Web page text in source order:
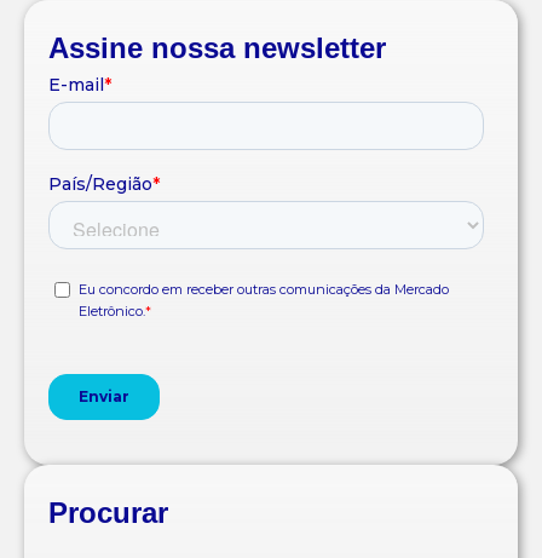
Assine nossa newsletter
Procurar